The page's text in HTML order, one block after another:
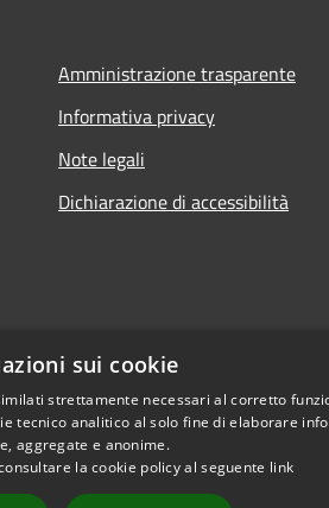
Amministrazione trasparente
Informativa privacy
Note legali
Dichiarazione di accessibilità
sui cookie
strettamente necessari al corretto
tecnico analitico al solo fine di elaborare
aggregate e anonime.
la cookie policy al seguente link